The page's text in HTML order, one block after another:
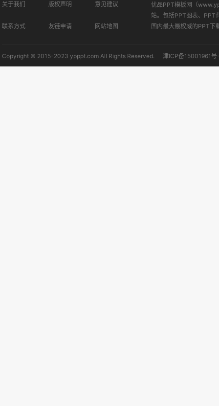
关于我们 版权声明 意见建议
联系方式 友链申请 网站地图
优品PPT模板网（
站。包括PPT图表、PPT
国内最大最权威的PPT下
Copyright © 2015-2023 ypppt.com All Rights Reserved. 津ICP备15001961号